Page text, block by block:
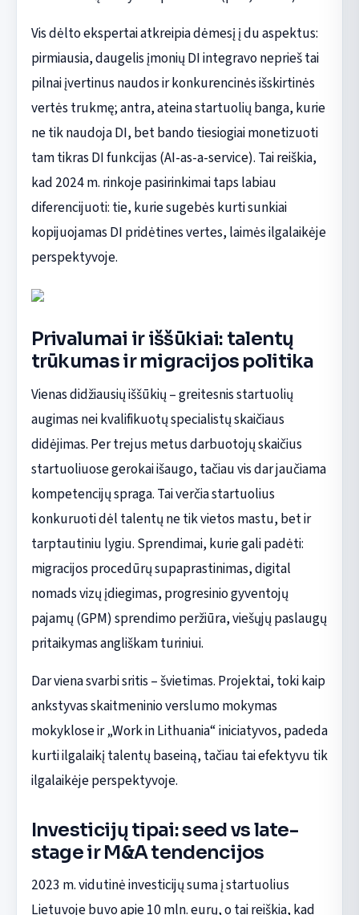
Vis dėlto ekspertai atkreipia dėmesį į du aspektus:
pirmiausia, daugelis įmonių DI integravo neprieš tai
pilnai įvertinus naudos ir konkurencinės išskirtinės
vertės trukmę; antra, ateina startuolių banga, kurie
ne tik naudoja DI, bet bando tiesiogiai monetizuoti
tam tikras DI funkcijas (AI-as-a-service). Tai reiškia,
kad 2024 m. rinkoje pasirinkimai taps labiau
diferencijuoti: tie, kurie sugebės kurti sunkiai
kopijuojamas DI pridėtines vertes, laimės ilgalaikėje
perspektyvoje.
Privalumai ir iššūkiai: talentų
trūkumas ir migracijos politika
Vienas didžiausių iššūkių – greitesnis startuolių
augimas nei kvalifikuotų specialistų skaičiaus
didėjimas. Per trejus metus darbuotojų skaičius
startuoliuose gerokai išaugo, tačiau vis dar jaučiama
kompetencijų spraga. Tai verčia startuolius
konkuruoti dėl talentų ne tik vietos mastu, bet ir
tarptautiniu lygiu. Sprendimai, kurie gali padėti:
migracijos procedūrų supaprastinimas, digital
nomads vizų įdiegimas, progresinio gyventojų
pajamų (GPM) sprendimo peržiūra, viešųjų paslaugų
pritaikymas angliškam turiniui.
Dar viena svarbi sritis – švietimas. Projektai, toki kaip
ankstyvas skaitmeninio verslumo mokymas
mokyklose ir „Work in Lithuania“ iniciatyvos, padeda
kurti ilgalaikį talentų baseiną, tačiau tai efektyvu tik
ilgalaikėje perspektyvoje.
Investicijų tipai: seed vs late-
stage ir M&A tendencijos
2023 m. vidutinė investicijų suma į startuolius
Lietuvoje buvo apie 10 mln. eurų, o tai reiškia, kad